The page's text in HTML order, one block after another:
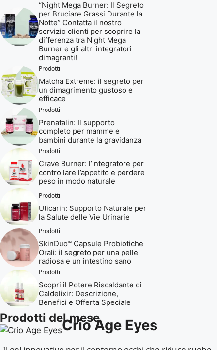
“Night Mega Burner: Il Segreto
per Bruciare Grassi Durante la
Notte” Contatta il nostro
servizio clienti per scoprire la
differenza tra Night Mega
Burner e gli altri integratori
dimagranti!
Prodotti
Matcha Extreme: il segreto per
un dimagrimento gustoso e
efficace
Prodotti
Prenatalin: Il supporto
completo per mamme e
bambini durante la gravidanza
Prodotti
Crave Burner: l’integratore per
controllare l’appetito e perdere
peso in modo naturale
Prodotti
Uticarin: Supporto Naturale per
la Salute delle Vie Urinarie
Prodotti
SkinDuo™ Capsule Probiotiche
Orali: il segreto per una pelle
radiosa e un intestino sano
Prodotti
Scopri il Potere Riscaldante di
Caldelixir: Descrizione,
Benefici e Offerta Speciale
Prodotti del meseCrio Age Eyes